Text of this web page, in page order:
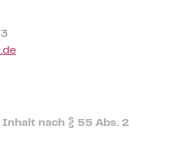
nach § 55 Abs. 2